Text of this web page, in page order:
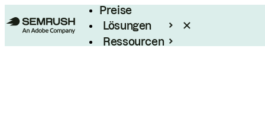
Preise
Lösungen
Ressourcen